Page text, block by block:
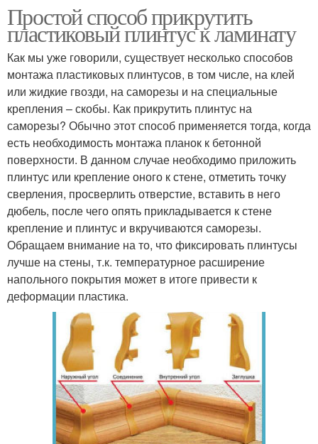
Простой способ прикрутить
пластиковый плинтус к ламинату
Как мы уже говорили, существует несколько способов
монтажа пластиковых плинтусов, в том числе, на клей
или жидкие гвозди, на саморезы и на специальные
крепления – скобы. Как прикрутить плинтус на
саморезы? Обычно этот способ применяется тогда, когда
есть необходимость монтажа планок к бетонной
поверхности. В данном случае необходимо приложить
плинтус или крепление оного к стене, отметить точку
сверления, просверлить отверстие, вставить в него
дюбель, после чего опять прикладывается к стене
крепление и плинтус и вкручиваются саморезы.
Обращаем внимание на то, что фиксировать плинтусы
лучше на стены, т.к. температурное расширение
напольного покрытия может в итоге привести к
деформации пластика.